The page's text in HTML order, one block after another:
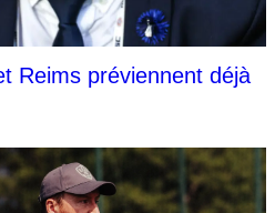
Reims préviennent déjà